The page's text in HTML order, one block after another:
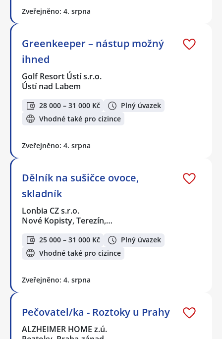
Zveřejněno: 4. srpna
Greenkeeper – nástup možný
ihned
Golf Resort Ústí s.r.o.
Ústí nad Labem
28 000 – 31 000 Kč
Plný úvazek
Vhodné také pro cizince
Zveřejněno: 4. srpna
Dělník na sušičce ovoce,
skladník
Lonbia CZ s.r.o.
Nové Kopisty, Terezín,…
25 000 – 31 000 Kč
Plný úvazek
Vhodné také pro cizince
Zveřejněno: 4. srpna
Pečovatel/ka - Roztoky u Prahy
ALZHEIMER HOME z.ú.